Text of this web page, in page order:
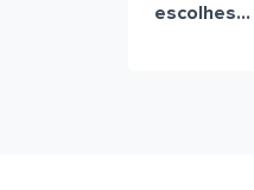
escolhes...